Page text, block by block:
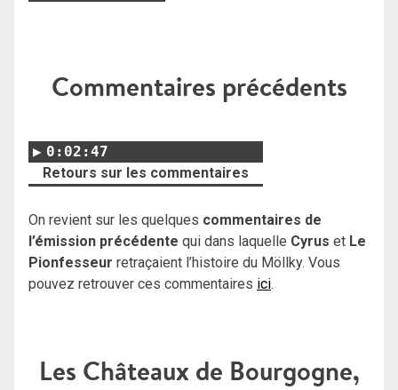
Commentaires précédents
0:02:47
Retours sur les commentaires
On revient sur les quelques commentaires de
l’émission précédente qui dans laquelle Cyrus et Le
Pionfesseur retraçaient l’histoire du Möllky. Vous
pouvez retrouver ces commentaires ici.
Les Châteaux de Bourgogne,